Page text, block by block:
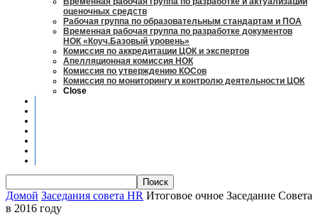
оценочных средств
Рабочая группа по образовательным стандартам и ПОА
Временная рабочая группа по разработке документов
НОК «Коуч.Базовый уровень»
Комиссия по аккредитации ЦОК и экспертов
Апелляционная комиссия НОК
Комиссия по утверждению КОСов
Комиссия по мониторингу и контролю деятельности ЦОК
Close
Домой Заседания совета HR Итоговое очное Заседание Совета
в 2016 году